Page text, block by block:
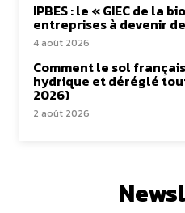
IPBES : le « GIEC de la
entreprises à devenir
4 août 2026
Comment le sol
hydrique et déréglé
2026)
2 août 2026